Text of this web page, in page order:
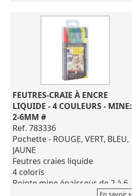
Convient sur les ardoises, le
verre, mirroir, métal, plastique et
toutes les surfaces non-
FEUTRES-CRAIE À ENCRE
LIQUIDE - 4 COULEURS - MINE:
2-6MM #
Ref. 783336
Pochette - ROUGE, VERT, BLEU,
JAUNE
Feutres craies liquide
4 coloris
Pointe mine épaisseur de 2 à 6
En savoir +